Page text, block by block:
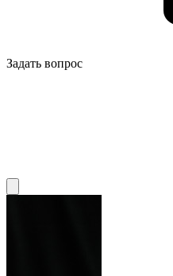
Задать вопрос